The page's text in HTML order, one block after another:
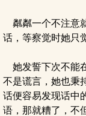
粼粼一个不注意
话，等察觉时她只
她发誓下次不能
不是谎言，她也秉
话便容易发现话中
语，那就糟了，不